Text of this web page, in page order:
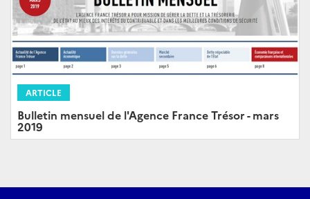
ARTICLE
Bulletin mensuel de l'Agence France Trésor - mars
2019